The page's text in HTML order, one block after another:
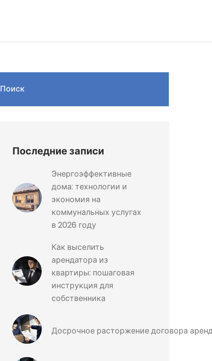
Поиск
Последние записи
Энергоэффективные
дома: технологии и
экономия на
коммунальных услугах
в 2026 году
Как выселить
арендатора из
квартиры: пошаговая
инструкция для
собственника
Досрочное расторжение договора